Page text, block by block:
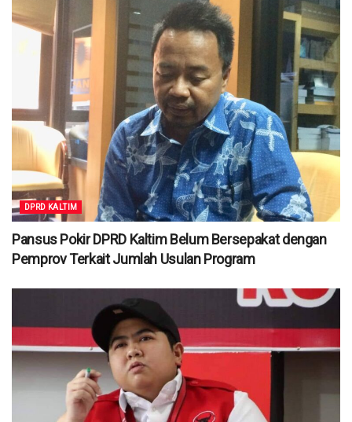
DPRD KALTIM
Pansus Pokir DPRD Kaltim Belum Bersepakat dengan
Pemprov Terkait Jumlah Usulan Program